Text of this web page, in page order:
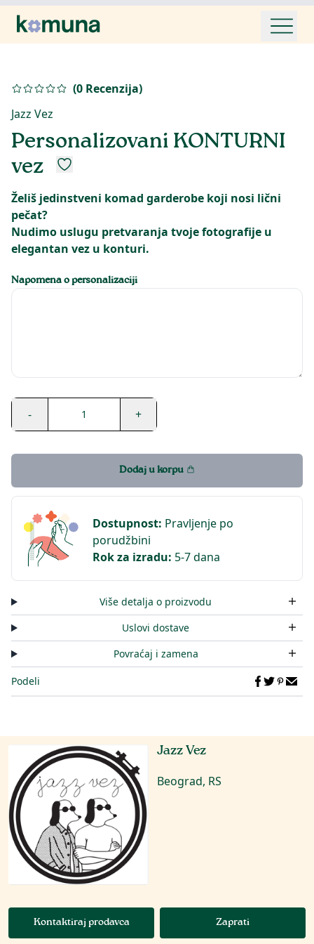
(0 Recenzija)
Jazz Vez
Personalizovani KONTURNI
vez
Želiš jedinstveni komad garderobe koji nosi lični
pečat?
Nudimo uslugu pretvaranja tvoje fotografije u
elegantan vez u konturi.
Napomena o personalizaciji
- 1 +
Dodaj u korpu
Dostupnost: Pravljenje po
porudžbini
Rok za izradu: 5-7 dana
Više detalja o proizvodu
Uslovi dostave
Povraćaj i zamena
Podeli
Jazz Vez
Beograd, RS
Kontaktiraj prodavca Zaprati